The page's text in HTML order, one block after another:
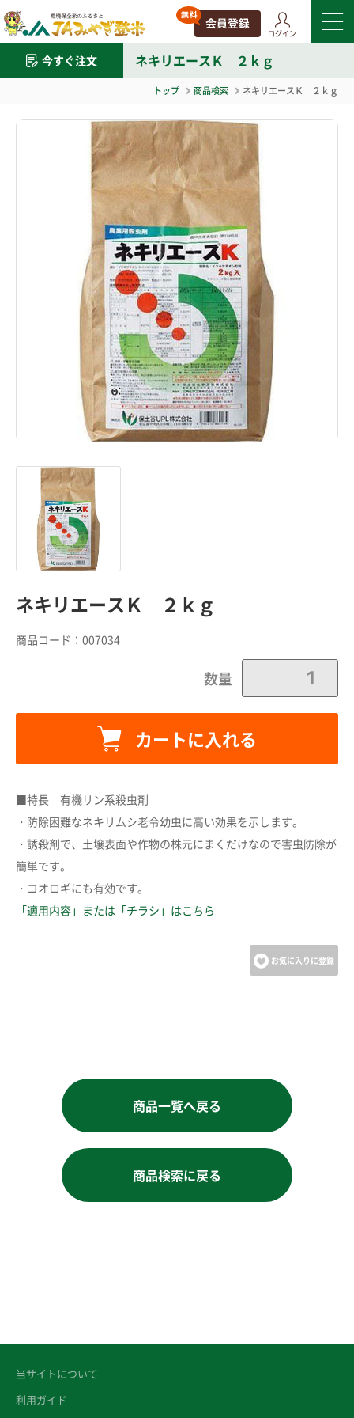
ログイン
今すぐ注文 ネキリエースＫ ２ｋｇ
トップ 商品検索 ネキリエースＫ ２ｋｇ
ネキリエースＫ ２ｋｇ
商品コード： 007034
数量
カートに入れる
カートに追加しました。
カートへ進む
■特長 有機リン系殺虫剤
・防除困難なネキリムシ老令幼虫に高い効果を示します。
・誘殺剤で、土壌表面や作物の株元にまくだけなので害虫防除が
簡単です。
・コオロギにも有効です。
「適用内容」または「チラシ」はこちら
お気に入りに登録
商品一覧へ戻る
商品検索に戻る
当サイトについて
利用ガイド